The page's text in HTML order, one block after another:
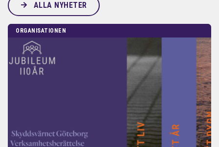
ALLA NYHETER
ORGANISATIONEN